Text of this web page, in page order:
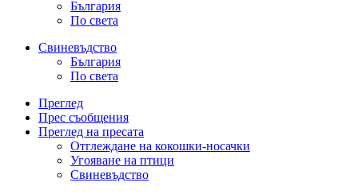
България
По света
Свиневъдство
България
По света
Преглед
Прес съобщения
Преглед на пресата
Отглеждане на кокошки-носачки
Угояване на птици
Свиневъдство